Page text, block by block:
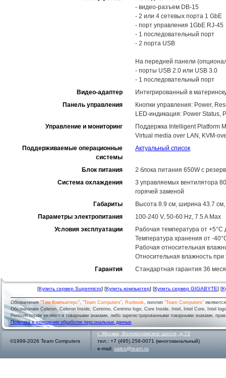
- видео-разъем DB-15
- 2 или 4 сетевых порта 1 GbE
- порт управления 1GbE RJ-45
- 1 последовательный порт
- 2 порта USB
На передней панели
- порты USB 2.0 или USB 3.0
- 1 последовательный порт
Видео-адаптер
Интегрированный в
Панель управления
Кнопки управления: Power,
LED-индикация: Power Status,
Управление и мониторинг
Поддержка Intelligent Platform
Virtual media over LAN, KVM-
Поддерживаемые операционные
системы
Актуальный список
Блок питания
2 блока питания 650W с
Система охлаждения
3 управляемых вентилятора
горячей заменой
Габариты
Высота 8.9 см, ширина 43.7 см,
Параметры электропитания
100-240 V, 50-60 Hz, 7.5 A Max
Условия эксплуатации
Рабочая температура от +5°C
Температура хранения от -
Рабочая относительная
Относительная влажность
Гарантия
Стандартная гарантия 36
[Купить сервер Supermicro] [Купить компьютер] [Купить сервер GIGABYTE] [
Обозначения"Тим Компьютерс", "Team Computers", Runbook, логотип "Team Computers"
Обозначения Celeron, Celeron Inside, Centrino, Centrino logo, Core Inside, Intel, Intel Core, Intel
Pentium Inside являются товарными знаками, либо зарегистрированными товарными знаками,
Политика в отношении обработки персональных данных
©1999-2026 Team Computers
г. Москва
Волоколамское шоссе, д.73
тел.: +7 (495) 258-0071 (многоканальный)
e-mail: sales@team.ru